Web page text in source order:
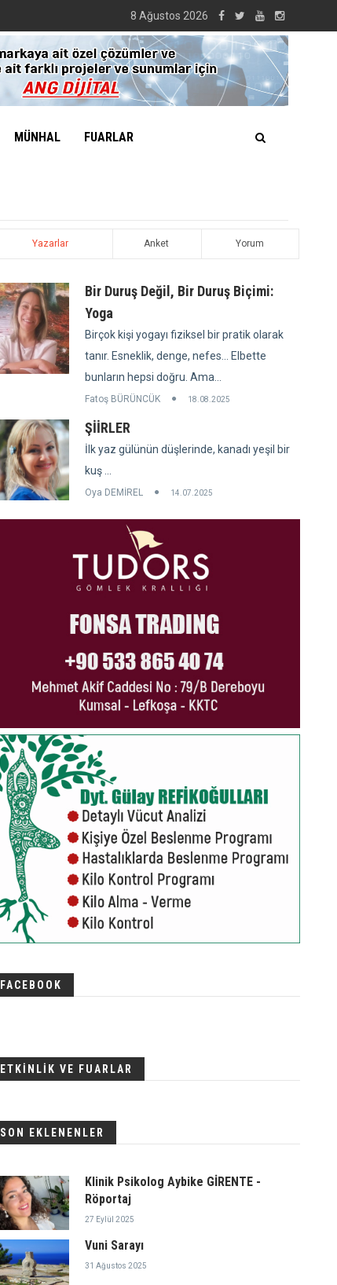
8 Ağustos 2026
MÜNHAL FUARLAR
Yazarlar Anket Yorum
Bir Duruş Değil, Bir Duruş Biçimi:
Yoga
Birçok kişi yogayı fiziksel bir pratik olarak
tanır. Esneklik, denge, nefes... Elbette
bunların hepsi doğru. Ama...
Fatoş BÜRÜNCÜK 18.08.2025
ŞİİRLER
İlk yaz gülünün düşlerinde, kanadı yeşil bir
kuş ...
Oya DEMİREL 14.07.2025
FACEBOOK
ETKİNLİK VE FUARLAR
SON EKLENENLER
Klinik Psikolog Aybike GİRENTE -
Röportaj
27 Eylül 2025
Vuni Sarayı
31 Ağustos 2025